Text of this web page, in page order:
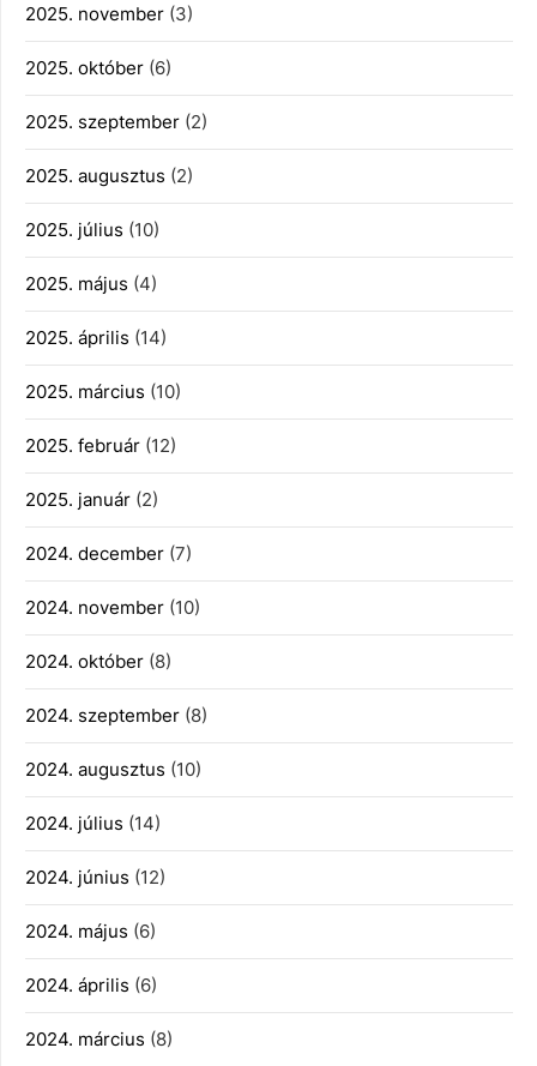
2025. november (3)
2025. október (6)
2025. szeptember (2)
2025. augusztus (2)
2025. július (10)
2025. május (4)
2025. április (14)
2025. március (10)
2025. február (12)
2025. január (2)
2024. december (7)
2024. november (10)
2024. október (8)
2024. szeptember (8)
2024. augusztus (10)
2024. július (14)
2024. június (12)
2024. május (6)
2024. április (6)
2024. március (8)